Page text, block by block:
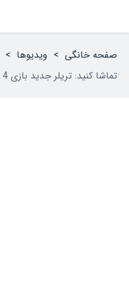
صفحه خانگی > ویدیوها >
تماشا کنید: تریلر جدید بازی Borderlands 4